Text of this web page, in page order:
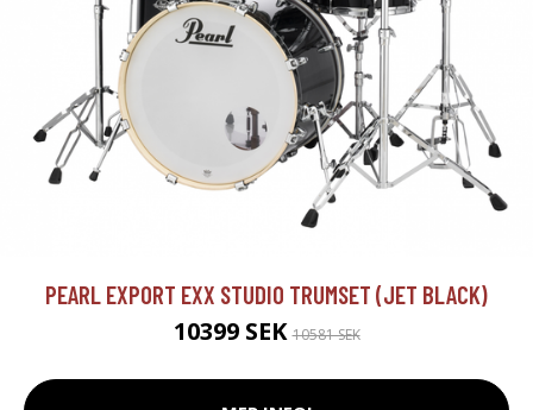
PEARL EXPORT EXX STUDIO TRUMSET (JET BLACK)
10399 SEK10581 SEK